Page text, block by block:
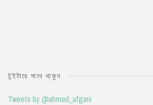
টুইটারে সাথে থাকুন
Tweets by @ahmed_afgani